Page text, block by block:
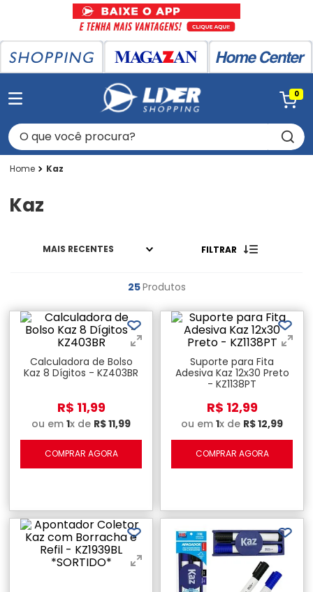
0
O que você procura?
Kaz
Kaz
MAIS RECENTES FILTRAR
25Produtos
Calculadora de Bolso
Kaz 8 Dígitos - KZ403BR
R$ 11,99
ou em 1x de R$11,99
COMPRAR AGORA
Suporte para Fita
Adesiva Kaz 12x30 Preto
- KZ1138PT
R$ 12,99
ou em 1x de R$12,99
COMPRAR AGORA